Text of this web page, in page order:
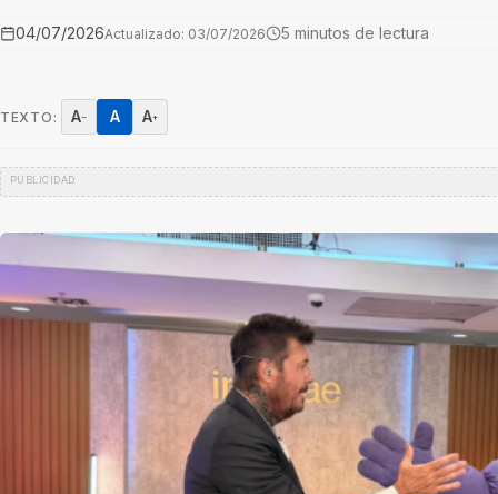
04/07/2026Actualizado: 03/07/2026 5 minutos de lectura
TEXTO: A− A A+